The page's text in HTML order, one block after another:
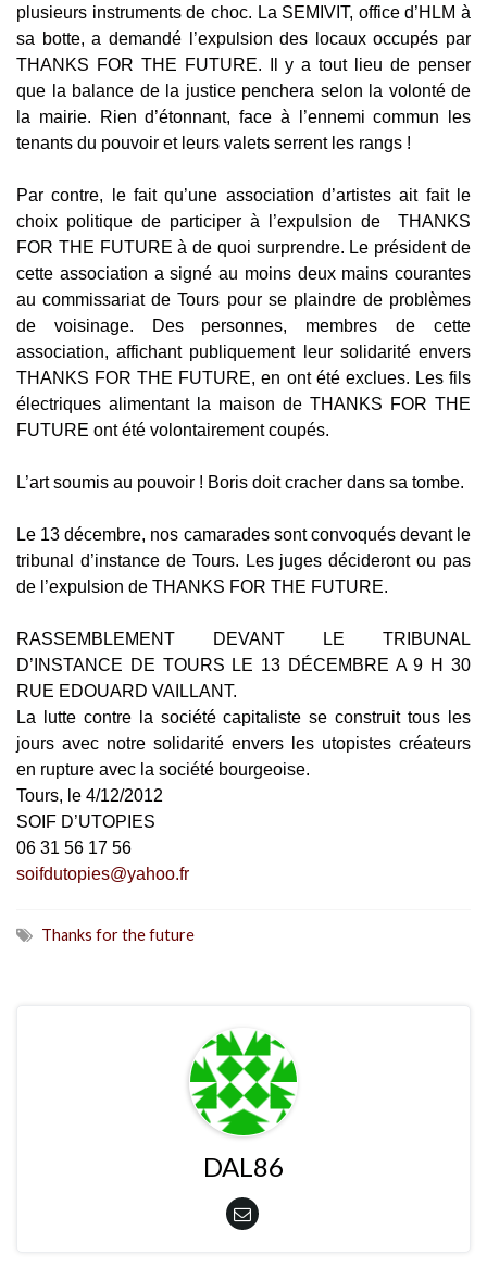
plusieurs instruments de choc. La SEMIVIT, office d’HLM à
sa botte, a demandé l’expulsion des locaux occupés par
THANKS FOR THE FUTURE. Il y a tout lieu de penser
que la balance de la justice penchera selon la volonté de
la mairie. Rien d’étonnant, face à l’ennemi commun les
tenants du pouvoir et leurs valets serrent les rangs !
Par contre, le fait qu’une association d’artistes ait fait le
choix politique de participer à l’expulsion de THANKS
FOR THE FUTURE à de quoi surprendre. Le président de
cette association a signé au moins deux mains courantes
au commissariat de Tours pour se plaindre de problèmes
de voisinage. Des personnes, membres de cette
association, affichant publiquement leur solidarité envers
THANKS FOR THE FUTURE, en ont été exclues. Les fils
électriques alimentant la maison de THANKS FOR THE
FUTURE ont été volontairement coupés.
L’art soumis au pouvoir ! Boris doit cracher dans sa tombe.
Le 13 décembre, nos camarades sont convoqués devant le
tribunal d’instance de Tours. Les juges décideront ou pas
de l’expulsion de THANKS FOR THE FUTURE.
RASSEMBLEMENT DEVANT LE TRIBUNAL
D’INSTANCE DE TOURS LE 13 DÉCEMBRE A 9 H 30
RUE EDOUARD VAILLANT.
La lutte contre la société capitaliste se construit tous les
jours avec notre solidarité envers les utopistes créateurs
en rupture avec la société bourgeoise.
Tours, le 4/12/2012
SOIF D’UTOPIES
06 31 56 17 56
soifdutopies@yahoo.fr
Thanks for the future
DAL86